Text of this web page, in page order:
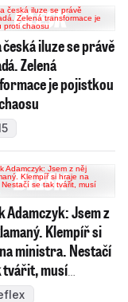
česká iluze se právě
Zelená
je pojistkou
Adamczyk: Jsem z
Klempíř si
ministra. Nestačí
tvářit, musí